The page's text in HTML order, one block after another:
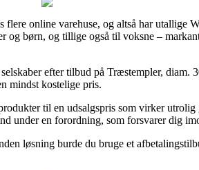
online varehuse, og altså har utallige
og børn, og tillige også til voksne –
efter tilbud på Træstempler,
mindst kostelige pris.
til en udsalgspris som virker
under en forordning, som forsvarer dig
løsning burde du bruge et